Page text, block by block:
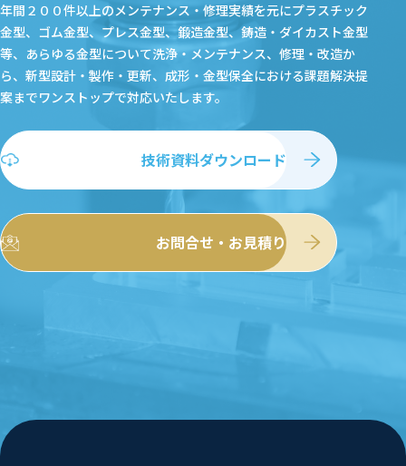
年間２００件以上のメンテナンス・修理実績を元にプラスチック
金型、ゴム金型、プレス金型、鍛造金型、鋳造・ダイカスト金型
等、あらゆる金型について洗浄・メンテナンス、修理・改造か
ら、新型設計・製作・更新、成形・金型保全における課題解決提
案までワンストップで対応いたします。
技術資料ダウンロード
お問合せ・お見積り